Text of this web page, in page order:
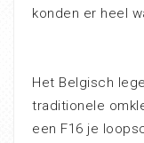
konden er heel
Het Belgisch
traditionele
een F16 je